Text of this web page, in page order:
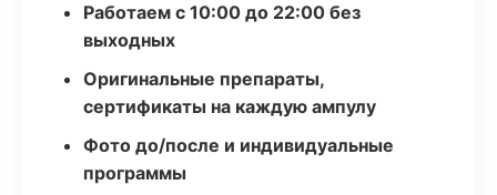
Работаем с 10:00 до 22:00 без
выходных
Оригинальные препараты,
сертификаты на каждую ампулу
Фото до/после и индивидуальные
программы